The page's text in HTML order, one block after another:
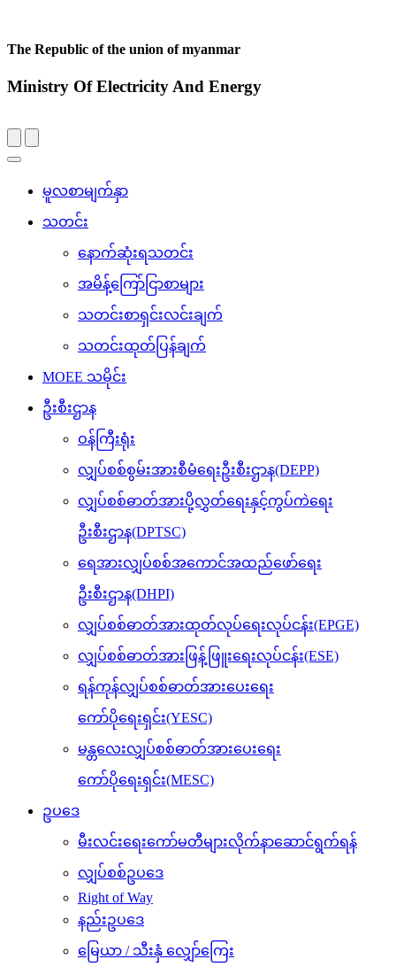
The Republic of the union of myanmar
Ministry Of Electricity And Energy
Toggle
မူလစာမျက်နှာ
သတင်း
နောက်ဆုံးရသတင်း
အမိန့်ကြော်ငြာစာများ
သတင်းစာရှင်းလင်းချက်
သတင်းထုတ်ပြန်ချက်
MOEE သမိုင်း
ဦးစီးဌာန
ဝန်ကြီးရုံး
လျှပ်စစ်စွမ်းအားစီမံရေးဦးစီးဌာန(DEPP)
လျှပ်စစ်ဓာတ်အားပို့လွှတ်ရေးနှင့်ကွပ်ကဲရေး
ဦးစီးဌာန(DPTSC)
ရေအားလျှပ်စစ်အကောင်အထည်ဖော်ရေး
ဦးစီးဌာန(DHPI)
လျှပ်စစ်ဓာတ်အားထုတ်လုပ်ရေးလုပ်ငန်း(EPGE)
လျှပ်စစ်ဓာတ်အားဖြန့်ဖြူးရေးလုပ်ငန်း(ESE)
ရန်ကုန်လျှပ်စစ်ဓာတ်အားပေးရေး
ကော်ပိုရေးရှင်း(YESC)
မန္တလေးလျှပ်စစ်ဓာတ်အားပေးရေး
ကော်ပိုရေးရှင်း(MESC)
ဥပဒေ
မီးလင်းရေးကော်မတီများလိုက်နာဆောင်ရွက်ရန်
လျှပ်စစ်ဥပဒေ
Right of Way
နည်းဥပဒေ
မြေယာ / သီးနှံ လျှော်ကြေး